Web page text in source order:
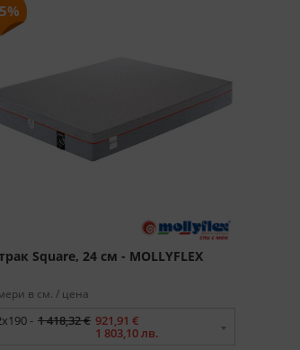
Square, 24 см - MOLLYFLEX
в см. / цена
- 1 418,32 € 921,91 €
1 803,10 лв.